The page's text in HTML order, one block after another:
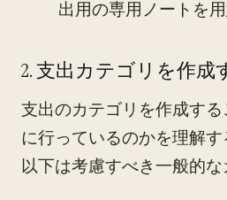
出用の専用ノートを
2. 支出カテゴリを作成
支出のカテゴリを作成す
に行っているのかを理解す
以下は考慮すべき一般的な